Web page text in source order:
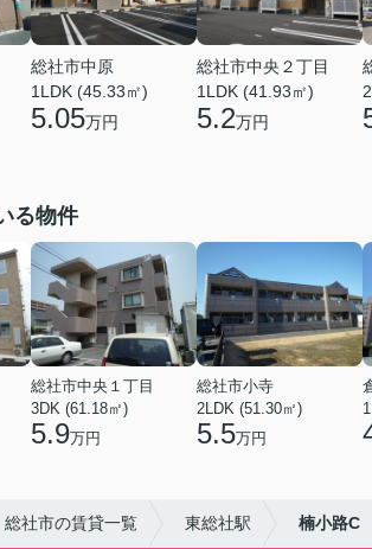
総社市中原
1LDK (45.33㎡)
5.05万円
総社市中央２丁目
1LDK (41.93㎡)
5.2万円
る物件
総社市中央１丁目
3DK (61.18㎡)
5.9万円
総社市小寺
2LDK (51.30㎡)
5.5万円
総社市の賃貸一覧 東総社駅 楠小路C